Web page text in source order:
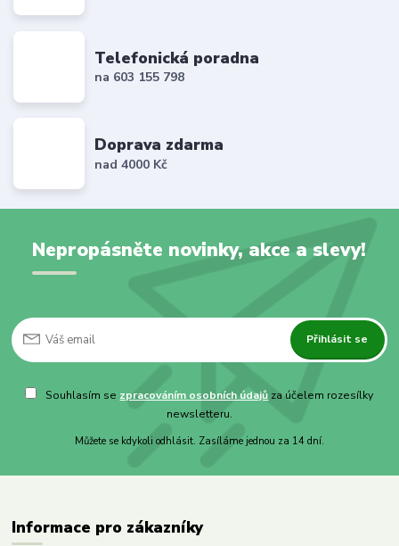
Telefonická poradna
na 603 155 798
Doprava zdarma
nad 4000 Kč
Nepropásněte novinky, akce a slevy!
Přihlásit se
Souhlasím se zpracováním osobních údajů za účelem rozesílky
newsletteru.
Můžete se kdykoli odhlásit. Zasíláme jednou za 14 dní.
Informace pro zákazníky